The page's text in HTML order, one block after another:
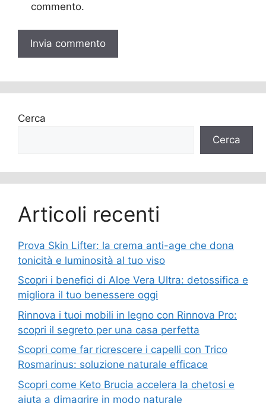
commento.
Cerca
Cerca
Articoli recenti
Prova Skin Lifter: la crema anti-age che dona
tonicità e luminosità al tuo viso
Scopri i benefici di Aloe Vera Ultra: detossifica e
migliora il tuo benessere oggi
Rinnova i tuoi mobili in legno con Rinnova Pro:
scopri il segreto per una casa perfetta
Scopri come far ricrescere i capelli con Trico
Rosmarinus: soluzione naturale efficace
Scopri come Keto Brucia accelera la chetosi e
aiuta a dimagrire in modo naturale